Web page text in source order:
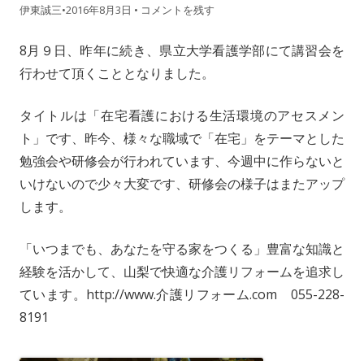
伊東誠三•2016年8月3日 • コメントを残す
8月９日、昨年に続き、県立大学看護学部にて講習会を
行わせて頂くこととなりました。
タイトルは「在宅看護における生活環境のアセスメン
ト」です、昨今、様々な職域で「在宅」をテーマとした
勉強会や研修会が行われています、今週中に作らないと
いけないので少々大変です、研修会の様子はまたアップ
します。
「いつまでも、あなたを守る家をつくる」豊富な知識と
経験を活かして、山梨で快適な介護リフォームを追求し
ています。http://www.介護リフォーム.com 055-228-
8191